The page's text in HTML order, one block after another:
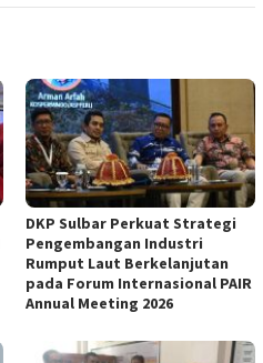
DKP Sulbar Perkuat Strategi
Pengembangan Industri
Rumput Laut Berkelanjutan
pada Forum Internasional PAIR
Annual Meeting 2026